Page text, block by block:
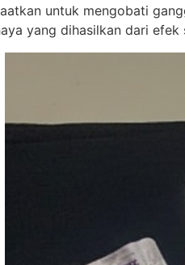
untuk mengobati
yang dihasilkan dari